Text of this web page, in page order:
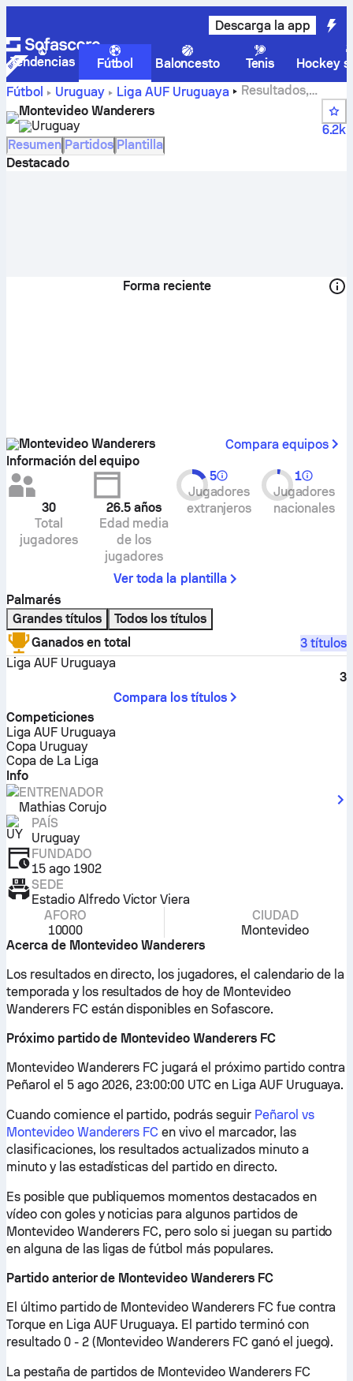
Descarga la app
Tendencias Fútbol Baloncesto Tenis
Hockey
Fútbol
Uruguay Liga AUF Uruguaya
Resultados,
partidos, clasificaciones y estadísticas de Montevideo
Wanderers FC
Montevideo Wanderers
Uruguay
6.2k
Resumen Partidos Plantilla
Destacado
Forma reciente
Montevideo Wanderers
Compara equipos
Información del equipo
30
Total
jugadores
26.5 años
Edad media
de los
jugadores
5
Jugadores
extranjeros
1
Jugadores
nacionales
Ver toda la plantilla
Palmarés
Grandes títulos
Todos los títulos
Ganados en total
3 títulos
Liga AUF Uruguaya
3
Compara los títulos
Competiciones
Liga AUF Uruguaya
Copa Uruguay
Copa de La Liga
Info
ENTRENADOR
Mathias Corujo
PAÍS
Uruguay
FUNDADO
15 ago 1902
SEDE
Estadio Alfredo Victor Viera
AFORO
10000
CIUDAD
Montevideo
Acerca de Montevideo Wanderers
Los resultados en directo, los jugadores, el calendario de la
temporada y los resultados de hoy de Montevideo
Wanderers FC están disponibles en Sofascore.
Próximo partido de Montevideo Wanderers FC
Montevideo Wanderers FC jugará el próximo partido contra
Peñarol el 5 ago 2026, 23:00:00 UTC en Liga AUF Uruguaya.
Cuando comience el partido, podrás seguir Peñarol vs
Montevideo Wanderers FC en vivo el marcador, las
clasificaciones, los resultados actualizados minuto a
minuto y las estadísticas del partido en directo.
Es posible que publiquemos momentos destacados en
vídeo con goles y noticias para algunos partidos de
Montevideo Wanderers FC, pero solo si juegan su partido
en alguna de las ligas de fútbol más populares.
Partido anterior de Montevideo Wanderers FC
El último partido de Montevideo Wanderers FC fue contra
Torque en Liga AUF Uruguaya. El partido terminó con
resultado 0 - 2 (Montevideo Wanderers FC ganó el juego).
La pestaña de partidos de Montevideo Wanderers FC